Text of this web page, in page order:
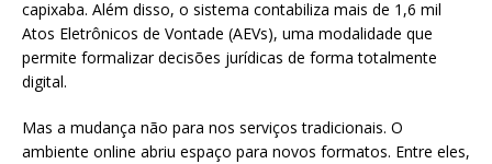
capixaba. Além disso, o sistema contabiliza mais de 1,6 mil
Atos Eletrônicos de Vontade (AEVs), uma modalidade que
permite formalizar decisões jurídicas de forma totalmente
digital.
Mas a mudança não para nos serviços tradicionais. O
ambiente online abriu espaço para novos formatos. Entre eles,